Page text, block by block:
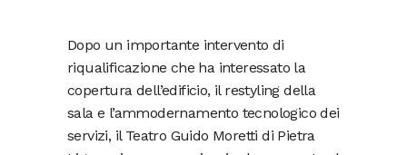
Dopo un importante intervento di
riqualificazione che ha interessato la
copertura dell’edificio, il restyling della
sala e l’ammodernamento tecnologico dei
servizi, il Teatro Guido Moretti di Pietra